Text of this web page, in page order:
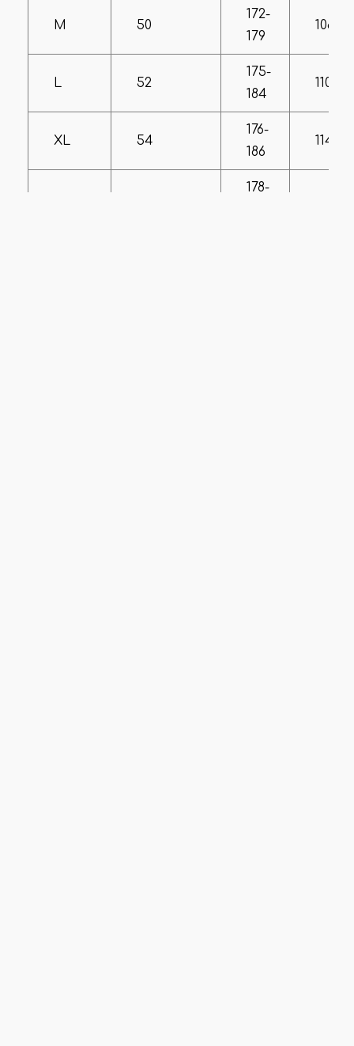
M 50
172-
179
106-
L 52
175-
184
110-
XL 54
176-
186
114-
178-